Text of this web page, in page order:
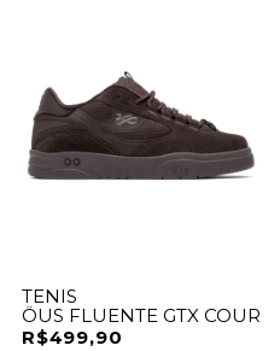
24
TENIS
ÖUS FLUENTE GTX
R$499,90